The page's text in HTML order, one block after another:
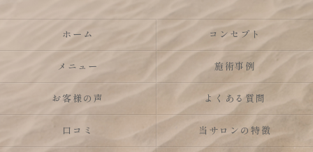
ホーム コンセプト
メニュー 施術事例
お客様の声 よくある質問
口コミ 当サロンの特徴